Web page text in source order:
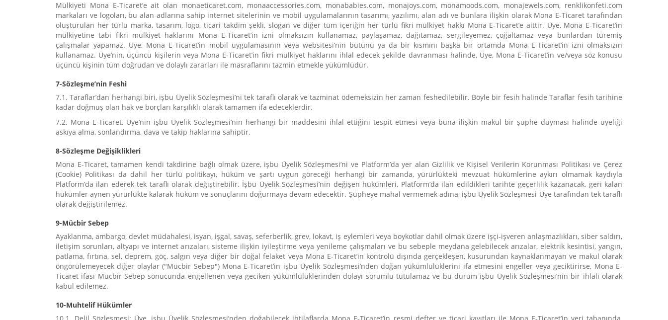
Mülkiyeti Mona E-Ticaret’e ait olan monaeticaret.com, monaaccessories.com, monababies.com, monajoys.com, monamoods.com, monajewels.com, renklikonfeti.com
markaları ve logoları, bu alan adlarına sahip internet sitelerinin ve mobil uygulamalarının tasarımı, yazılımı, alan adı ve bunlara ilişkin olarak Mona E-Ticaret tarafından
oluşturulan her türlü marka, tasarım, logo, ticari takdim şekli, slogan ve diğer tüm içeriğin her türlü fikri mülkiyet hakkı Mona E-Ticaret’e aittir. Üye, Mona E-Ticaret’in
mülkiyetine tabi fikri mülkiyet haklarını Mona E-Ticaret’in izni olmaksızın kullanamaz, paylaşamaz, dağıtamaz, sergileyemez, çoğaltamaz veya bunlardan türemiş
çalışmalar yapamaz. Üye, Mona E-Ticaret’in mobil uygulamasının veya websitesi’nin bütünü ya da bir kısmını başka bir ortamda Mona E-Ticaret’in izni olmaksızın
kullanamaz. Üye’nin, üçüncü kişilerin veya Mona E-Ticaret’in fikri mülkiyet haklarını ihlal edecek şekilde davranması halinde, Üye, Mona E-Ticaret’in ve/veya söz konusu
üçüncü kişinin tüm doğrudan ve dolaylı zararları ile masraflarını tazmin etmekle yükümlüdür.
7-Sözleşme’nin Feshi
7.1. Taraflar’dan herhangi biri, işbu Üyelik Sözleşmesi’ni tek taraflı olarak ve tazminat ödemeksizin her zaman feshedilebilir. Böyle bir fesih halinde Taraflar fesih tarihine
kadar doğmuş olan hak ve borçları karşılıklı olarak tamamen ifa edeceklerdir.
7.2. Mona E-Ticaret, Üye’nin işbu Üyelik Sözleşmesi’nin herhangi bir maddesini ihlal ettiğini tespit etmesi veya buna ilişkin makul bir şüphe duyması halinde üyeliği
askıya alma, sonlandırma, dava ve takip haklarına sahiptir.
8-Sözleşme Değişiklikleri
Mona E-Ticaret, tamamen kendi takdirine bağlı olmak üzere, işbu Üyelik Sözleşmesi’ni ve Platform’da yer alan Gizlilik ve Kişisel Verilerin Korunması Politikası ve Çerez
(Cookie) Politikası da dahil her türlü politikayı, hüküm ve şartı uygun göreceği herhangi bir zamanda, yürürlükteki mevzuat hükümlerine aykırı olmamak kaydıyla
Platform’da ilan ederek tek taraflı olarak değiştirebilir. İşbu Üyelik Sözleşmesi’nin değişen hükümleri, Platform’da ilan edildikleri tarihte geçerlilik kazanacak, geri kalan
hükümler aynen yürürlükte kalarak hüküm ve sonuçlarını doğurmaya devam edecektir. Şüpheye mahal vermemek adına, işbu Üyelik Sözleşmesi Üye tarafından tek taraflı
olarak değiştirilemez.
9-Mücbir Sebep
Ayaklanma, ambargo, devlet müdahalesi, isyan, işgal, savaş, seferberlik, grev, lokavt, iş eylemleri veya boykotlar dahil olmak üzere işçi-işveren anlaşmazlıkları, siber saldırı,
iletişim sorunları, altyapı ve internet arızaları, sisteme ilişkin iyileştirme veya yenileme çalışmaları ve bu sebeple meydana gelebilecek arızalar, elektrik kesintisi, yangın,
patlama, fırtına, sel, deprem, göç, salgın veya diğer bir doğal felaket veya Mona E-Ticaret’in kontrolü dışında gerçekleşen, kusurundan kaynaklanmayan ve makul olarak
öngörülemeyecek diğer olaylar ("Mücbir Sebep") Mona E-Ticaret’in işbu Üyelik Sözleşmesi’nden doğan yükümlülüklerini ifa etmesini engeller veya geciktirirse, Mona E-
Ticaret ifası Mücbir Sebep sonucunda engellenen veya geciken yükümlülüklerinden dolayı sorumlu tutulamaz ve bu durum işbu Üyelik Sözleşmesi’nin bir ihlali olarak
kabul edilemez.
10-Muhtelif Hükümler